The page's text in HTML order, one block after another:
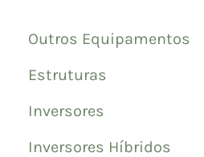
Outros Equipamentos
Estruturas
Inversores
Inversores Híbridos